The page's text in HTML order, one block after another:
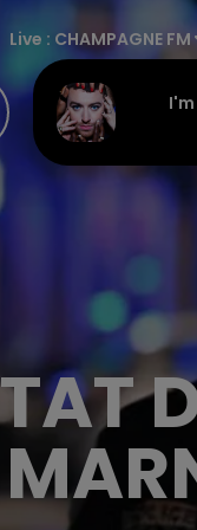
Live : CHAMPAGNE FM